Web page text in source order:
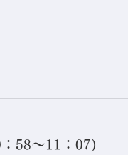
58～11：07)